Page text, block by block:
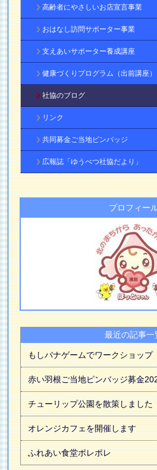
高齢者にやさしいお店宣言事業
おはなし訪問サポーター事業
支えあいサポーター養成講座
健康づくりプログラム（出前講座）
社協のブログ
リンク
共同募金ご当地ピンバッジ
広報誌「ゆうべつ社協だより」
プロフィー
最近の記事一
もしバナゲームでワークショップ
赤い羽根ご当地ピンバッジ募金
チューリップ公園を散策しました
オレンジカフェを開催します
ふれあい食堂ポレポレ